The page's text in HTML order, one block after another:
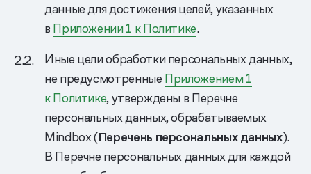
данные для достижения целей, указанных
в Приложении 1 к Политике.
Иные цели обработки персональных данных,
не предусмотренные Приложением 1
к Политике, утверждены в Перечне
персональных данных, обрабатываемых
Mindbox (Перечень персональных данных).
В Перечне персональных данных для каждой